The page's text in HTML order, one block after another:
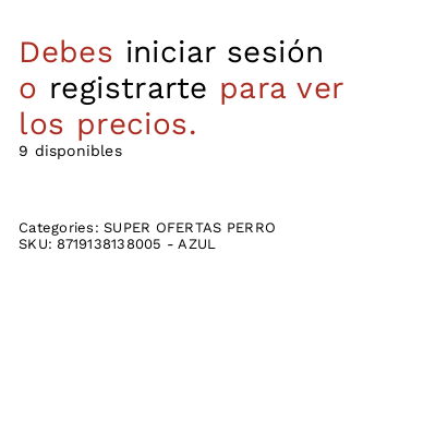
Debes iniciar sesión
o registrarte para ver
los precios.
9 disponibles
Categories:SUPER OFERTAS PERRO
SKU: 8719138138005 - AZUL